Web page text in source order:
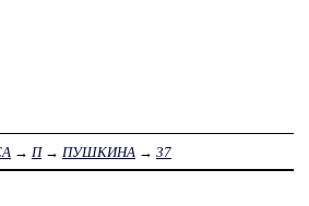
→ П→ ПУШКИНА → 37